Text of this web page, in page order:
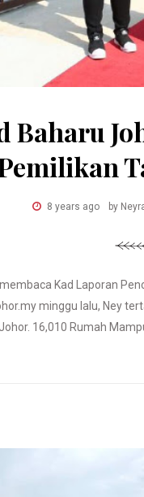
Baharu
8 years ago by
Kad Laporan
minggu lalu, Ney
16,010 Rumah